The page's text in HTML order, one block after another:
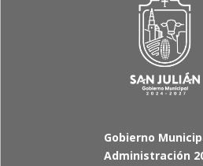
Gobierno
Administración